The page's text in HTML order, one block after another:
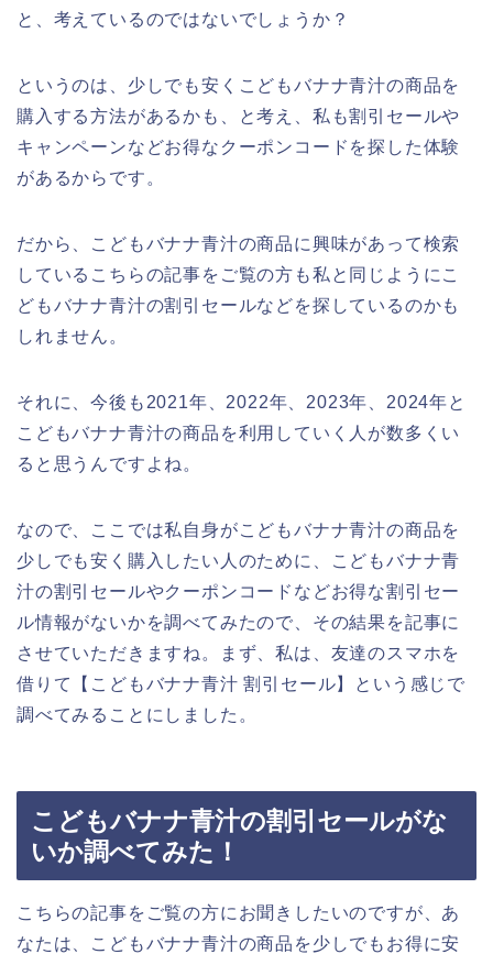
と、考えているのではないでしょうか？
というのは、少しでも安くこどもバナナ青汁の商品を
購入する方法があるかも、と考え、私も割引セールや
キャンペーンなどお得なクーポンコードを探した体験
があるからです。
だから、こどもバナナ青汁の商品に興味があって検索
しているこちらの記事をご覧の方も私と同じようにこ
どもバナナ青汁の割引セールなどを探しているのかも
しれません。
それに、今後も2021年、2022年、2023年、2024年と
こどもバナナ青汁の商品を利用していく人が数多くい
ると思うんですよね。
なので、ここでは私自身がこどもバナナ青汁の商品を
少しでも安く購入したい人のために、こどもバナナ青
汁の割引セールやクーポンコードなどお得な割引セー
ル情報がないかを調べてみたので、その結果を記事に
させていただきますね。まず、私は、友達のスマホを
借りて【こどもバナナ青汁 割引セール】という感じで
調べてみることにしました。
こどもバナナ青汁の割引セールがな
いか調べてみた！
こちらの記事をご覧の方にお聞きしたいのですが、あ
なたは、こどもバナナ青汁の商品を少しでもお得に安